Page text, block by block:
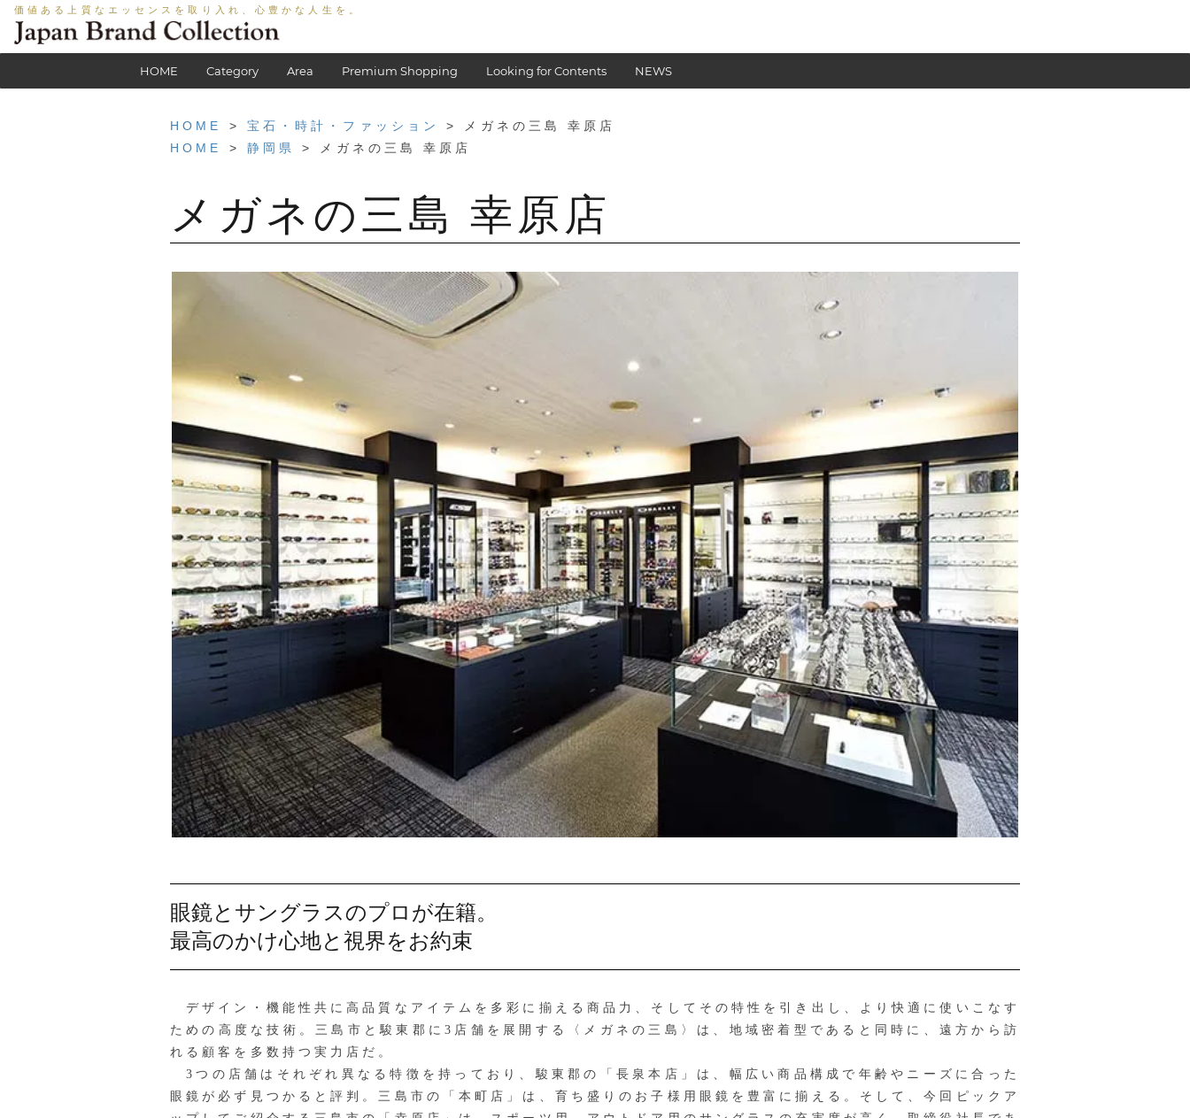
価値ある上質なエッセンスを取り入れ、心豊かな人生を。
HOME Category Area Premium Shopping Looking for Contents NEWS
HOME > 宝石・時計・ファッション
> メガネの三島 幸原店
HOME
> 静岡県 > メガネの三島 幸原店
メガネの三島 幸原店
眼鏡とサングラスのプロが在籍。
最高のかけ心地と視界をお約束
デザイン・機能性共に高品質なアイテムを多彩に揃える商品力、そしてその特性を引き出し、より快適に使いこなす
ための高度な技術。三島市と駿東郡に3店舗を展開する〈メガネの三島〉は、地域密着型であると同時に、遠方から訪
れる顧客を多数持つ実力店だ。
3つの店舗はそれぞれ異なる特徴を持っており、駿東郡の「長泉本店」は、幅広い商品構成で年齢やニーズに合った
眼鏡が必ず見つかると評判。三島市の「本町店」は、育ち盛りのお子様用眼鏡を豊富に揃える。そして、今回ピックア